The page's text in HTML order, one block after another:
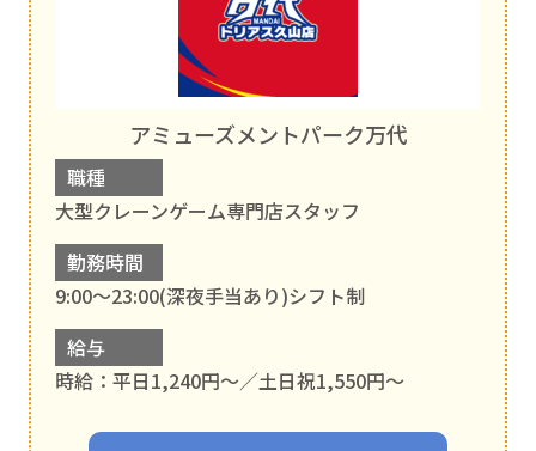
アミューズメントパーク万代
職種
大型クレーンゲーム専門店スタッフ
勤務時間
9:00～23:00(深夜手当あり)シフト制
給与
時給：平日1,240円～／土日祝1,550円～